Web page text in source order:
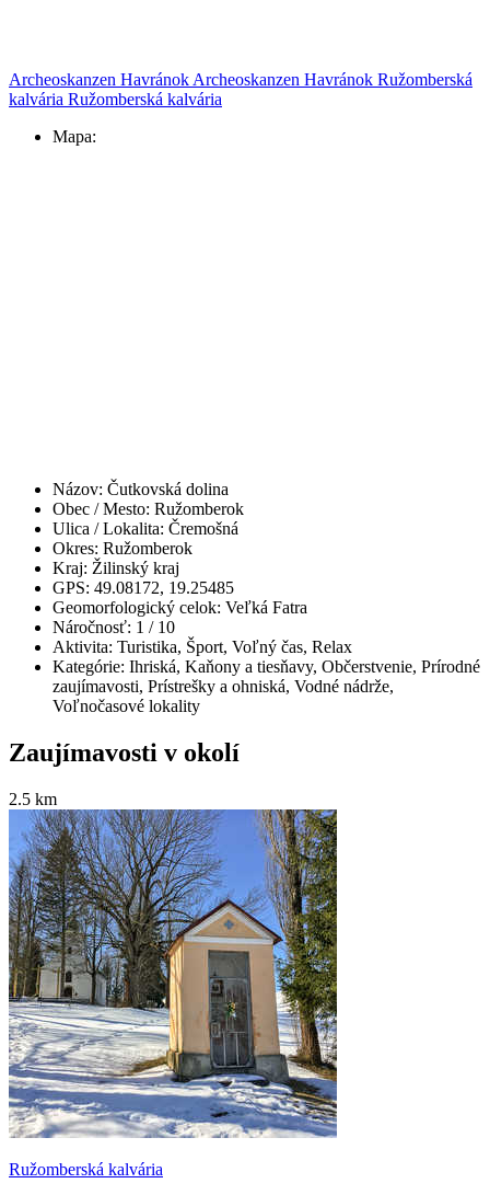
Archeoskanzen Havránok Archeoskanzen Havránok Ružomberská
kalvária Ružomberská kalvária
Mapa:
Názov: Čutkovská dolina
Obec / Mesto: Ružomberok
Ulica / Lokalita: Čremošná
Okres: Ružomberok
Kraj: Žilinský kraj
GPS: 49.08172, 19.25485
Geomorfologický celok: Veľká Fatra
Náročnosť: 1 / 10
Aktivita: Turistika, Šport, Voľný čas, Relax
Kategórie: Ihriská, Kaňony a tiesňavy, Občerstvenie, Prírodné
zaujímavosti, Prístrešky a ohniská, Vodné nádrže,
Voľnočasové lokality
Zaujímavosti v okolí
2.5 km
Ružomberská kalvária